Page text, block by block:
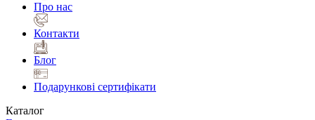
Про нас
Контакти
Блог
Подарункові сертифікати
Каталог